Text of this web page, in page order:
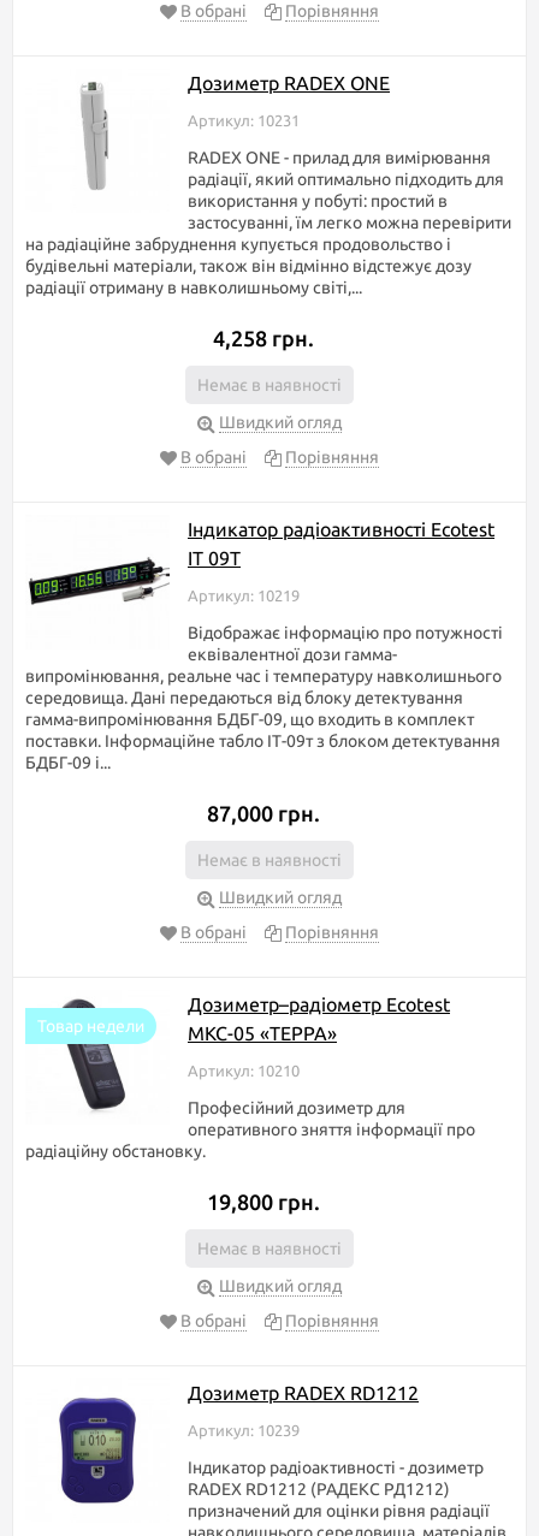
В обрані
Порівняння
Дозиметр RADEX ONE
Артикул: 10231
RADEX ONE - прилад для вимірювання
радіації, який оптимально підходить для
використання у побуті: простий в
застосуванні, їм легко можна перевірити
на радіаційне забруднення купується продовольство і
будівельні матеріали, також він відмінно відстежує дозу
радіації отриману в навколишньому світі,...
4,258 грн.
Немає в наявності
Швидкий огляд
В обрані
Порівняння
Індикатор радіоактивності Ecotest
IT 09T
Артикул: 10219
Відображає інформацію про потужності
еквівалентної дози гамма-
випромінювання, реальне час і температуру навколишнього
середовища. Дані передаються від блоку детектування
гамма-випромінювання БДБГ-09, що входить в комплект
поставки. Інформаційне табло ІТ-09т з блоком детектування
БДБГ-09 і...
87,000 грн.
Немає в наявності
Швидкий огляд
В обрані
Порівняння
Товар недели
Дозиметр–радіометр Ecotest
МКС-05 «ТЕРРА»
Артикул: 10210
Професійний дозиметр для
оперативного зняття інформації про
радіаційну обстановку.
19,800 грн.
Немає в наявності
Швидкий огляд
В обрані
Порівняння
Дозиметр RADEX RD1212
Артикул: 10239
Індикатор радіоактивності - дозиметр
RADEX RD1212 (РАДЕКС РД1212)
призначений для оцінки рівня радіації